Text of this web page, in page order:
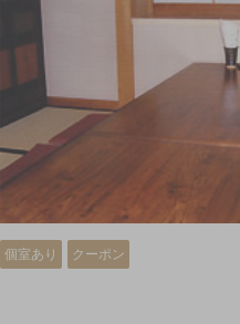
個室あり クーポン